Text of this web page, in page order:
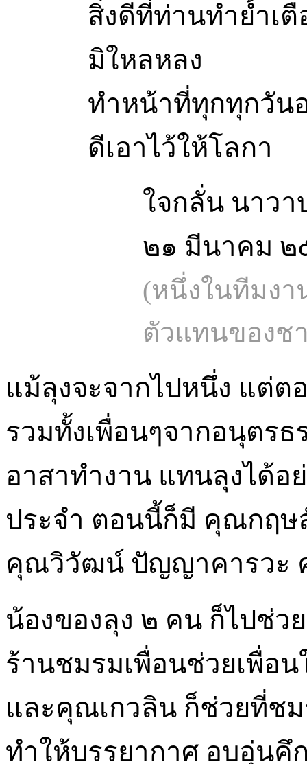
สิ่งดีที่ท่านทำย้ำเ
มิใหลหลง
ทำหน้าที่ทุกทุกวัน
ดีเอาไว้ให้โลกา
ใจกลั่น นาว
๒๑ มีนาคม
(หนึ่งในทีมงา
ตัวแทนของช
แม้ลุงจะจากไปหนึ่ง แต่ต
รวมทั้งเพื่อนๆจากอนุตร
อาสาทำงาน แทนลุงได้อ
ประจำ ตอนนี้ก็มี คุณกฤษ
คุณวิวัฒน์ ปัญญาคารวะ
น้องของลุง ๒ คน ก็ไปช่
ร้านชมรมเพื่อนช่วยเพื่อ
และคุณเกวลิน ก็ช่วยที่ช
ทำให้บรรยากาศ อบอุ่นคึ